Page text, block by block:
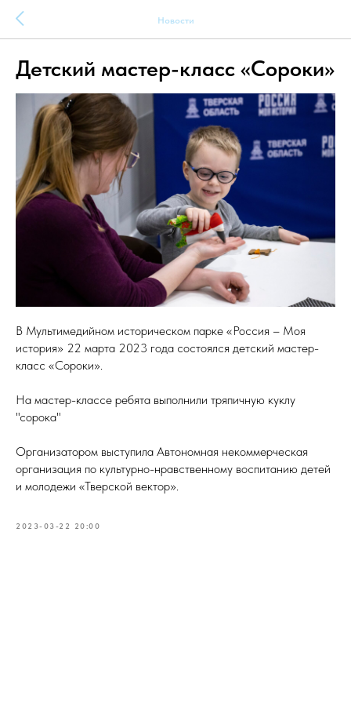
Новости
Детский мастер-класс «Сороки»
В Мультимедийном историческом парке «Россия – Моя
история» 22 марта 2023 года состоялся детский мастер-
класс «Сороки».
На мастер-классе ребята выполнили тряпичную куклу
"сорока"
Организатором выступила Автономная некоммерческая
организация по культурно-нравственному воспитанию детей
и молодежи «Тверской вектор».
2023-03-22 20:00